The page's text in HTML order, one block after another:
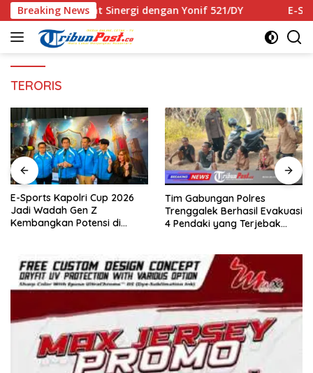
Langsung
ke
konten
Breaking News
Sinergi dengan Yonif 521/DY E-Sports Kapolri
TERORIS
E-Sports Kapolri Cup 2026
Jadi Wadah Gen Z
Kembangkan Potensi di
Tim Gabungan Polres
Trenggalek Berhasil Evakuasi
4 Pendaki yang Terjebak